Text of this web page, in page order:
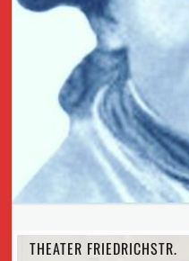
THEATER FRIEDRICHSTR.